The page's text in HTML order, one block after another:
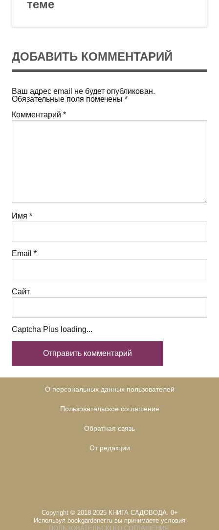
теме
ДОБАВИТЬ КОММЕНТАРИЙ
Ваш адрес email не будет опубликован.
Обязательные поля помечены *
Комментарий *
Имя *
Email *
Сайт
Captcha Plus loading...
О персональных данных пользователей
Пользовательское соглашение
Обратная связь
От редакции
Copyright © 2018-2025 КНИГА САДОВОДА. 0+
Используя bookgardener.ru вы принимаете условия
ПОЛЬЗОВАТЕЛЬСКОГО СОГЛАШЕНИЯ